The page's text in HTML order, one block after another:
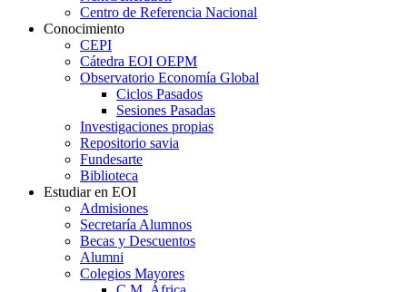
Centro de Referencia Nacional
Conocimiento
CEPI
Cátedra EOI OEPM
Observatorio Economía Global
Ciclos Pasados
Sesiones Pasadas
Investigaciones propias
Repositorio savia
Fundesarte
Biblioteca
Estudiar en EOI
Admisiones
Secretaría Alumnos
Becas y Descuentos
Alumni
Colegios Mayores